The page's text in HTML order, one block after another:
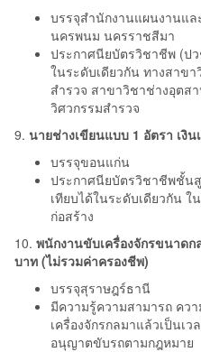
บรรจุสำนักงานแผนงานแล
นครพนม นครราชสีมา
ประกาศนียบัตรวิชาชีพ (ป
ในระดับเดียวกัน ทางสาข
สำรวจ สาขาวิชาช่างอุตส
วิศวกรรมสำรวจ
9. นายช่างเขียนแบบ 1 อัตรา เงิ
บรรจุขอนแก่น
ประกาศนียบัตรวิชาชีพชั้น
เทียบได้ในระดับเดียวกัน
ก่อสร้าง
10. พนักงานขับเครื่องจักรขนาดก
บาท (ไม่รวมค่าครองชีพ)
บรรจุสุราษฎร์ธานี
มีความรู้ความสามารถ คว
เครื่องจักรกลมาแล้วเป็นเ
อนุญาตขับรถตามกฎหมาย